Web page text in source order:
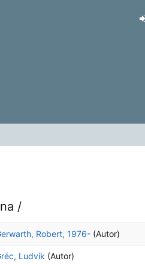
/
Robert, 1976- (Autor)
Ludvík (Autor)